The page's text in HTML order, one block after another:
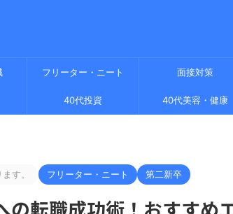
フリーター・ニート 面接対策
40代投資 40代美容・健康
す。 フリーター・ニート 第二新卒